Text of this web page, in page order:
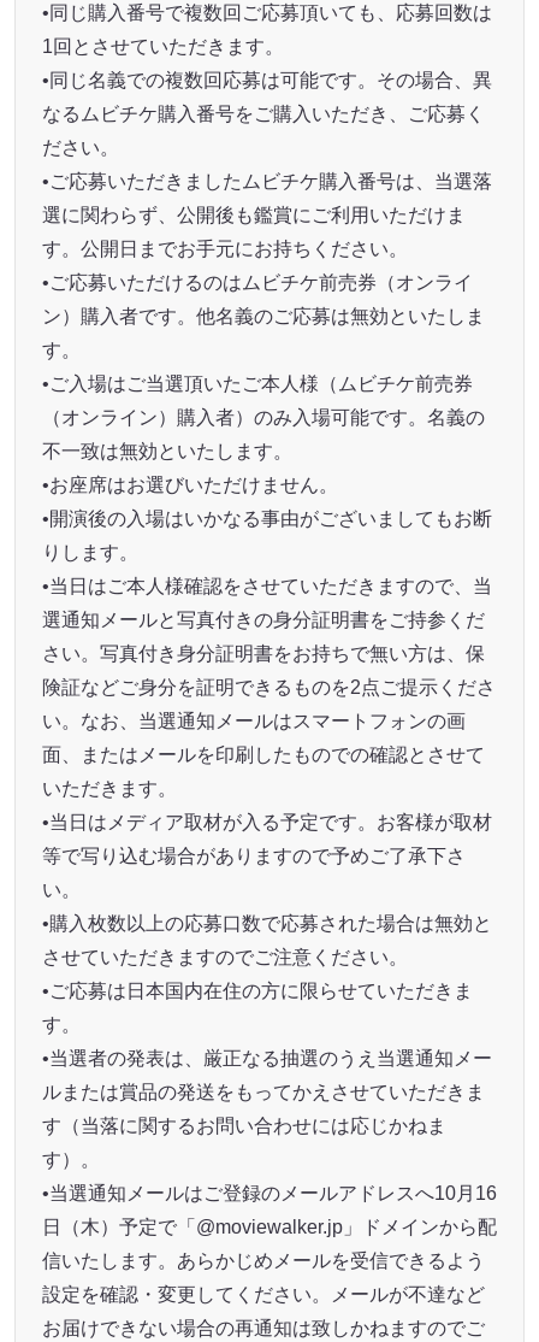
•同じ購入番号で複数回ご応募頂いても、応募回数は
1回とさせていただきます。
•同じ名義での複数回応募は可能です。その場合、異
なるムビチケ購入番号をご購入いただき、ご応募く
ださい。
•ご応募いただきましたムビチケ購入番号は、当選落
選に関わらず、公開後も鑑賞にご利用いただけま
す。公開日までお手元にお持ちください。
•ご応募いただけるのはムビチケ前売券（オンライ
ン）購入者です。他名義のご応募は無効といたしま
す。
•ご入場はご当選頂いたご本人様（ムビチケ前売券
（オンライン）購入者）のみ入場可能です。名義の
不一致は無効といたします。
•お座席はお選びいただけません。
•開演後の入場はいかなる事由がございましてもお断
りします。
•当日はご本人様確認をさせていただきますので、当
選通知メールと写真付きの身分証明書をご持参くだ
さい。写真付き身分証明書をお持ちで無い方は、保
険証などご身分を証明できるものを2点ご提示くださ
い。なお、当選通知メールはスマートフォンの画
面、またはメールを印刷したものでの確認とさせて
いただきます。
•当日はメディア取材が入る予定です。お客様が取材
等で写り込む場合がありますので予めご了承下さ
い。
•購入枚数以上の応募口数で応募された場合は無効と
させていただきますのでご注意ください。
•ご応募は日本国内在住の方に限らせていただきま
す。
•当選者の発表は、厳正なる抽選のうえ当選通知メー
ルまたは賞品の発送をもってかえさせていただきま
す（当落に関するお問い合わせには応じかねま
す）。
•当選通知メールはご登録のメールアドレスへ10月16
日（木）予定で「@moviewalker.jp」ドメインから配
信いたします。あらかじめメールを受信できるよう
設定を確認・変更してください。メールが不達など
お届けできない場合の再通知は致しかねますのでご